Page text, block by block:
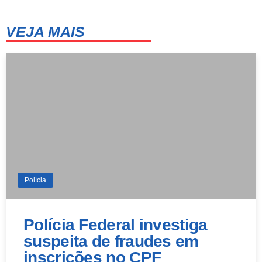
13 de agosto
Quinta-Feira
VEJA MAIS
Polícia
Polícia Federal investiga
suspeita de fraudes em
inscrições no CPF